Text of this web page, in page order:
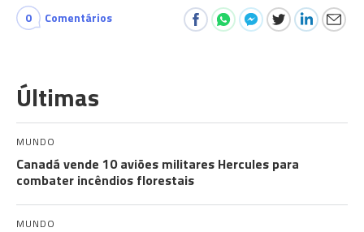
0 Comentários
Últimas
MUNDO
Canadá vende 10 aviões militares Hercules para
combater incêndios florestais
MUNDO